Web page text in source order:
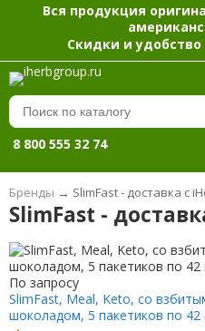
Вся продукция
Скидки и
8 800 555 32 74
Бренды → SlimFast - доставка с
SlimFast -
По запросу
SlimFast, Meal, Keto, со
шоколадом, 5 пакетиков по 42